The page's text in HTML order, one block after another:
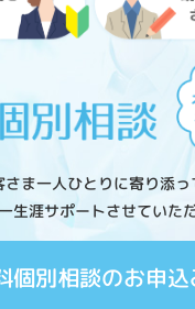
さま一人ひとりに寄り添っ
生涯サポートさせていた
個別相談のお申込